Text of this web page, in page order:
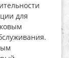
для